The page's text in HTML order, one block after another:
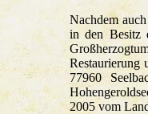
Nachdem
in den Besitz
Restaurierung
77960
2005 vom